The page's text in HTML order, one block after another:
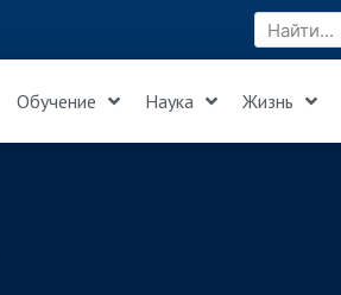
Обучение Наука Жизнь